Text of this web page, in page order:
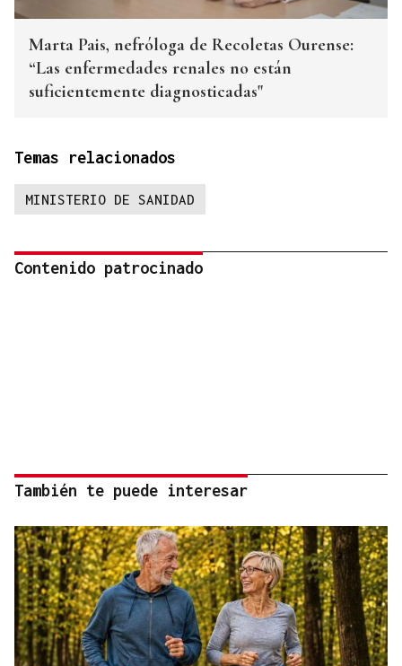
Marta Pais, nefróloga de Recoletas Ourense:
“Las enfermedades renales no están
suficientemente diagnosticadas"
Temas relacionados
MINISTERIO DE SANIDAD
Contenido patrocinado
También te puede interesar